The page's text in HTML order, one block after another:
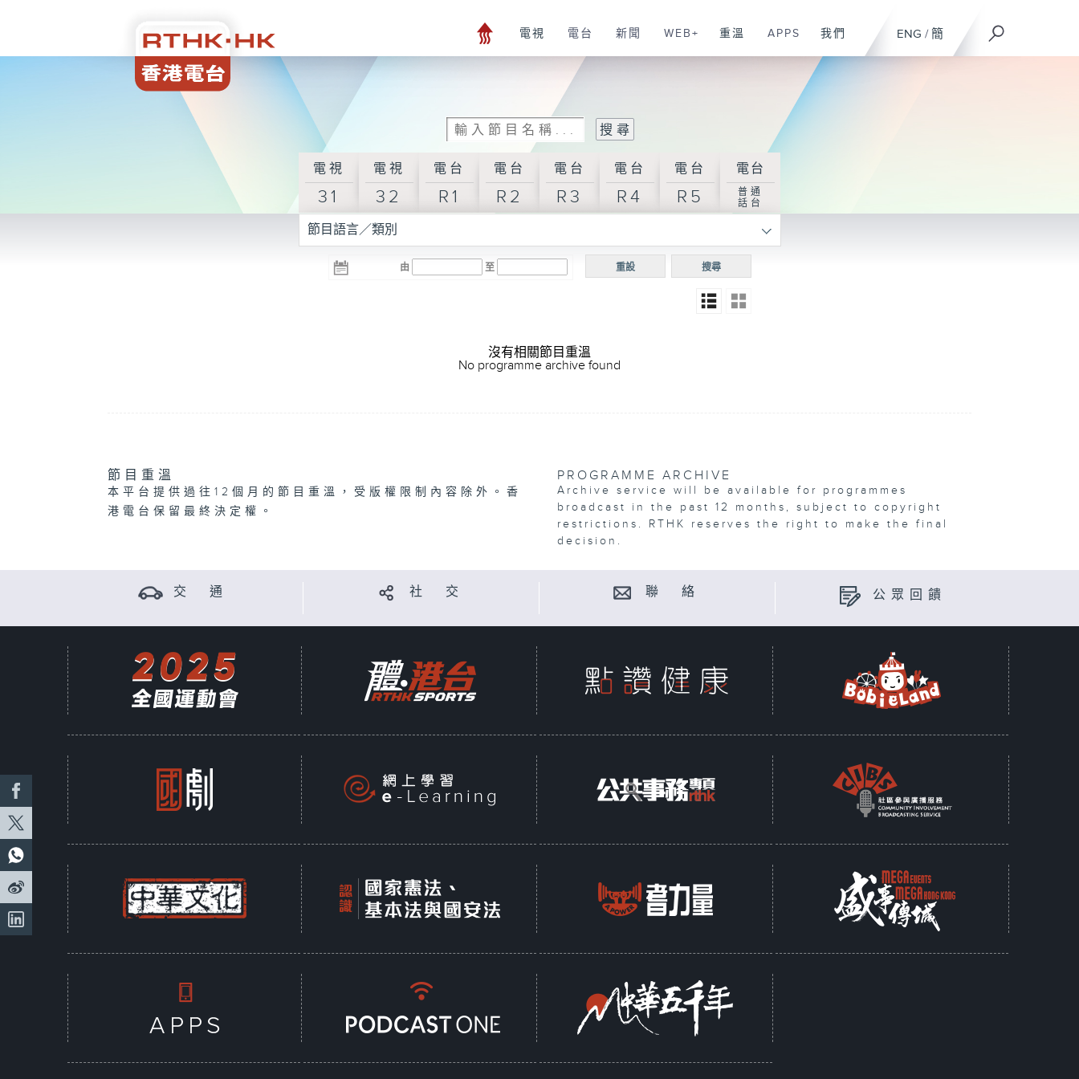
ENG / 簡
電視 電台 新聞 WEB+ 重溫 APPS 我們
電視
31
電視
32
電台
R1
電台
R2
電台
R3
電台
R4
電台
R5
電台
普通
話台
節目語言／類別
由 至 搜尋
重設
沒有相關節目重溫
No programme archive found
節目重溫
本平台提供過往12個月的節目重溫，受版權限制內容除外。香
港電台保留最終決定權。
PROGRAMME ARCHIVE
Archive service will be available for programmes
broadcast in the past 12 months, subject to copyright
restrictions. RTHK reserves the right to make the final
decision.
交 通 社 交 聯 絡 公眾回饋